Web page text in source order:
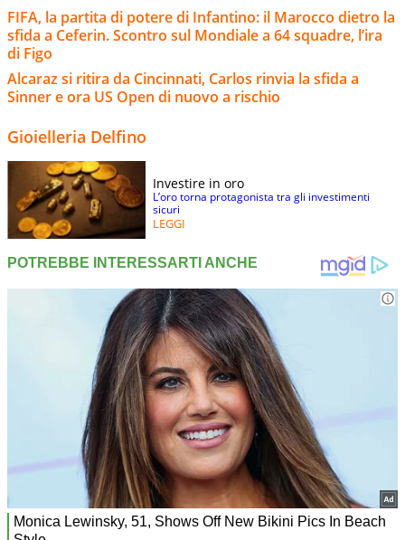
FIFA, la partita di potere di Infantino: il Marocco dietro la
sfida a Ceferin. Scontro sul Mondiale a 64 squadre, l’ira
di Figo
Alcaraz si ritira da Cincinnati, Carlos rinvia la sfida a
Sinner e ora US Open di nuovo a rischio
Gioielleria Delfino
Investire in oro
L’oro torna protagonista tra gli investimenti
sicuri
LEGGI